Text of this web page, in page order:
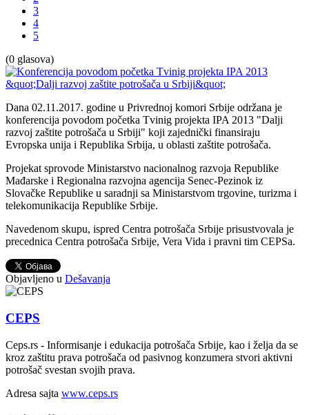
3
4
5
(0 glasova)
Dana 02.11.2017. godine u Privrednoj komori Srbije održana je
konferencija povodom početka Tvinig projekta IPA 2013 "Dalji
razvoj zaštite potrošača u Srbiji" koji zajednički finansiraju
Evropska unija i Republika Srbija, u oblasti zaštite potrošača.
Projekat sprovode Ministarstvo nacionalnog razvoja Republike
Mađarske i Regionalna razvojna agencija Senec-Pezinok iz
Slovačke Republike u saradnji sa Ministarstvom trgovine, turizma i
telekomunikacija Republike Srbije.
Navedenom skupu, ispred Centra potrošača Srbije prisustvovala je
precednica Centra potrošača Srbije, Vera Vida i pravni tim CEPSa.
Objavljeno u Dešavanja
CEPS
Ceps.rs - Informisanje i edukacija potrošača Srbije, kao i želja da se
kroz zaštitu prava potrošača od pasivnog konzumera stvori aktivni
potrošač svestan svojih prava.
Adresa sajta www.ceps.rs